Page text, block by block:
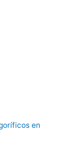
en